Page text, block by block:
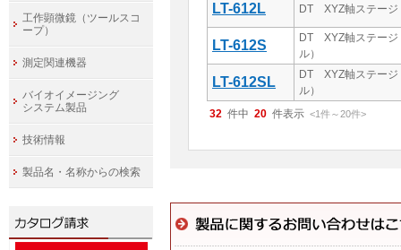
LT-612L DT XYZ軸ステー
LT-612S
DT XYZ軸ステー
ル）
LT-612SL
DT XYZ軸ステー
ル）
32 件中 20 件表示 <1件～20件>
工作顕微鏡（ツールスコ
ープ）
測定関連機器
バイオイメージング
システム製品
技術情報
製品名・名称からの検索